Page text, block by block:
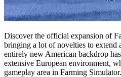
Discover the official expansion of
bringing a lot of novelties to extend
entirely new American backdrop
extensive European environment,
gameplay area in Farming Simulator.